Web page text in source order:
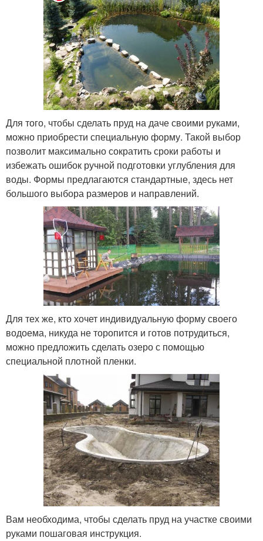
Для того, чтобы сделать пруд на даче своими руками,
можно приобрести специальную форму. Такой выбор
позволит максимально сократить сроки работы и
избежать ошибок ручной подготовки углубления для
воды. Формы предлагаются стандартные, здесь нет
большого выбора размеров и направлений.
Для тех же, кто хочет индивидуальную форму своего
водоема, никуда не торопится и готов потрудиться,
можно предложить сделать озеро с помощью
специальной плотной пленки.
Вам необходима, чтобы сделать пруд на участке своими
руками пошаговая инструкция.